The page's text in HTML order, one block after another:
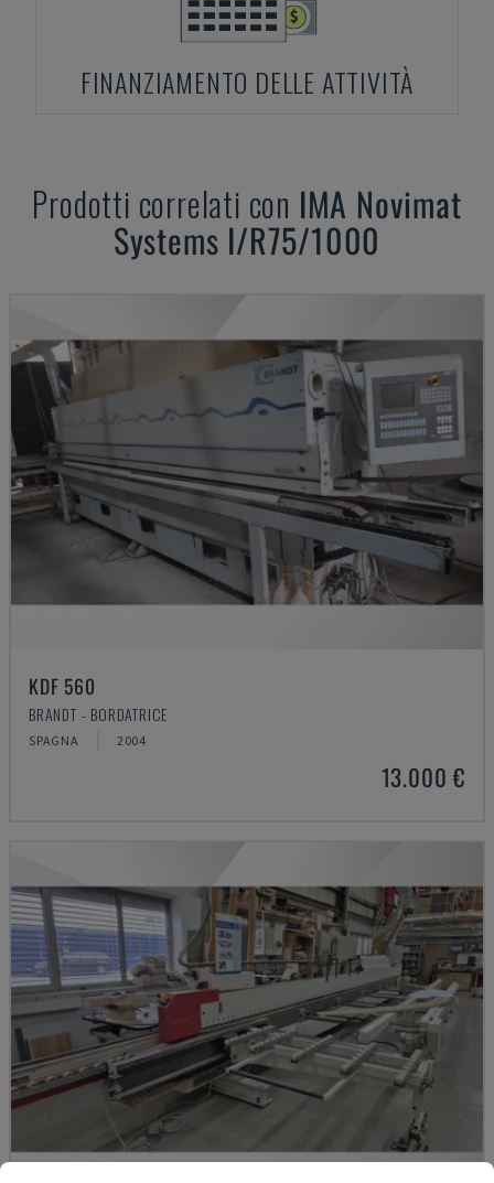
FINANZIAMENTO DELLE ATTIVITÀ
Prodotti correlati con IMA Novimat
Systems I/R75/1000
KDF 560
BRANDT - BORDATRICE
SPAGNA 2004
13.000 €